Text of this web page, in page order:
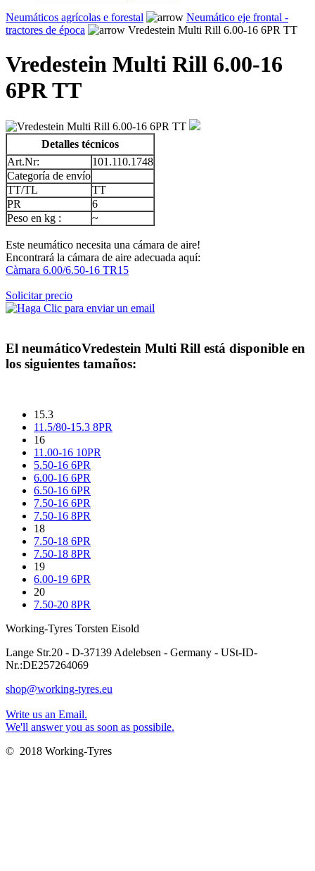
Neumáticos agrícolas e forestal
Neumático eje frontal -
tractores de época
Vredestein Multi Rill 6.00-16 6PR TT
Vredestein Multi Rill 6.00-16
6PR TT
Detalles técnicos
Art.Nr:
101.110.1748
Categoría de envío
TT/TL
TT
PR
6
Peso en kg :
~
Este neumático necesita una cámara de aire!
Encontrará la cámara de aire adecuada aquí:
Càmara 6.00/6.50-16 TR15
Solicitar precio
El neumáticoVredestein Multi Rill está disponible en
los siguientes tamaños:
15.3
11.5/80-15.3 8PR
16
11.00-16 10PR
5.50-16 6PR
6.00-16 6PR
6.50-16 6PR
7.50-16 6PR
7.50-16 8PR
18
7.50-18 6PR
7.50-18 8PR
19
6.00-19 6PR
20
7.50-20 8PR
Working-Tyres Torsten Eisold
Lange Str.20 - D-37139 Adelebsen - Germany - USt-ID-
Nr.:DE257264069
shop@working-tyres.eu
Write us an Email.
We'll answer you as soon as possibile.
© 2018 Working-Tyres